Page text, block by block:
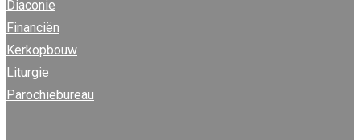
Diaconie
Financiën
Kerkopbouw
Liturgie
Parochiebureau